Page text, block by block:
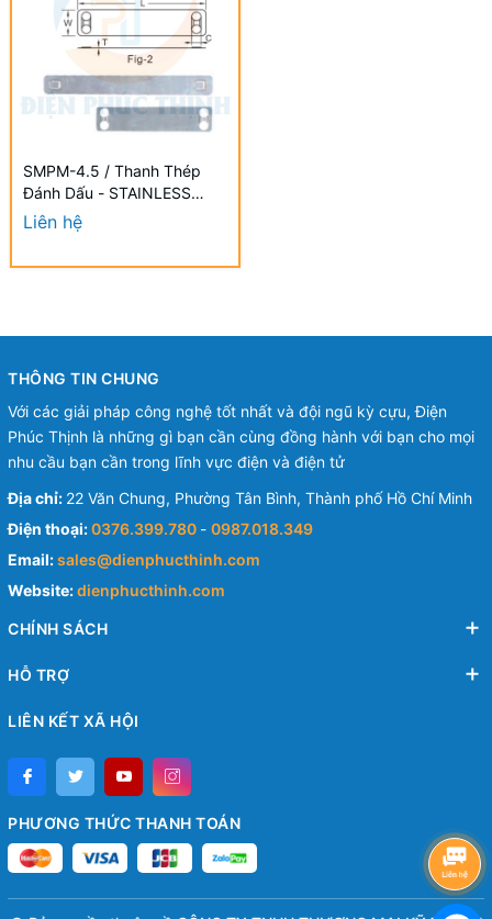
SMPM-4.5 / Thanh Thép
Đánh Dấu - STAINLESS
STEEL MARKER PLATE
Liên hệ
THÔNG TIN CHUNG
Với các giải pháp công nghệ tốt nhất và đội ngũ kỳ cựu, Điện
Phúc Thịnh là những gì bạn cần cùng đồng hành với bạn cho mọi
nhu cầu bạn cần trong lĩnh vực điện và điện tử
Địa chỉ: 22 Văn Chung, Phường Tân Bình, Thành phố Hồ Chí Minh
Điện thoại:0376.399.780 - 0987.018.349
Email:sales@dienphucthinh.com
Website:dienphucthinh.com
CHÍNH SÁCH
HỖ TRỢ
LIÊN KẾT XÃ HỘI
PHƯƠNG THỨC THANH TOÁN